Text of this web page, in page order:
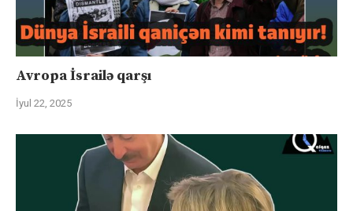
Avropa İsrailə qarşı
İyul 22, 2025